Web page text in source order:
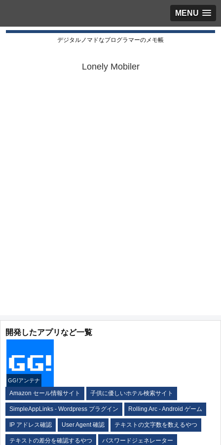
MENU
デジタルノマドなプログラマーのメモ帳
Lonely Mobiler
開発したアプリなど一覧
GG!アンテナ
Amazon セール情報サイト 子供に優しいホテル検索サイト
SimpleAppLinks - Wordpress プラグイン Rolling Arc - Android ゲーム
IP アドレス確認 User Agent 確認 テキストの文字数を数えるやつ
テキストの差分を確認するやつ パスワードジェネレーター